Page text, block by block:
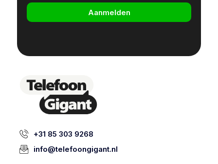
Aanmelden
+31 85 303 9268
info@telefoongigant.nl